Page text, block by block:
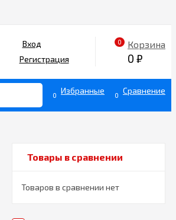
Вход
Регистрация
0 Корзина
0 ₽
0 Избранные 0 Сравнение
Товары в сравнении
Товаров в сравнении нет